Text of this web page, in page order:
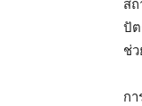
ส
ปัต
ช่
ก